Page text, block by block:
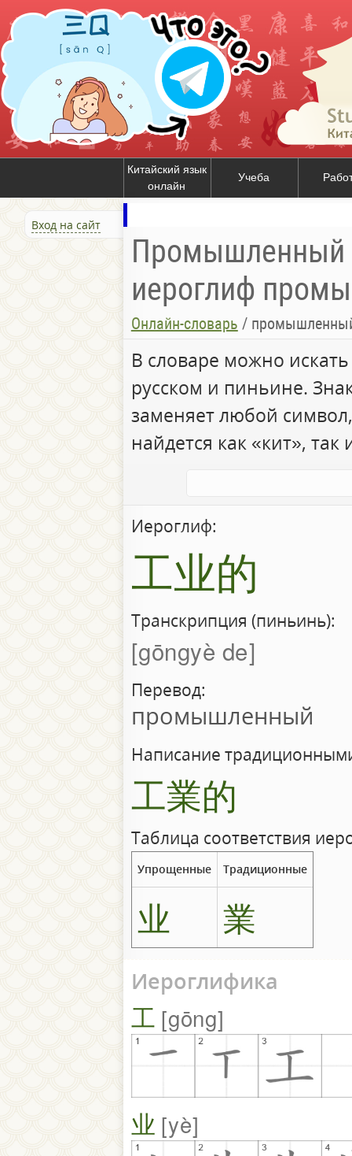
Китайский язык
онлайн
Учеба
Вход на сайт
Промышленный
иероглиф
Онлайн-словарь /
В словаре можно
русском и пиньине.
заменяет любой
найдется как «кит», так
Иероглиф:
工业的
Транскрипция (пиньинь):
gōngyè de
Перевод:
промышленный
Написание
工業的
Таблица соответствия
Упрощенные Традиционные
业 業
Иероглифика
工 gōng
业 yè